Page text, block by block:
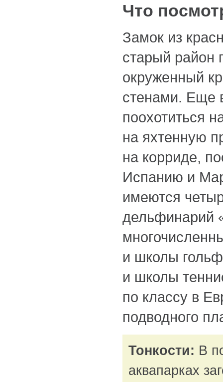
Что
Замок из
старый район
окруженный
стенами. Еще
поохотиться
на яхтенную
на корриде,
Испанию и
имеются
дельфинарий
и школы
и школы
по классу в
подводного
Тонкости: В
аквапарках